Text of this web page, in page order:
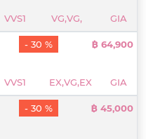
VVS1 VG,VG, GIA
VVS1 EX,VG,EX GIA
- 30 % ฿ 64,900
- 30 % ฿ 45,000